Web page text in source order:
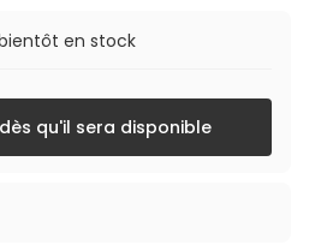
en stock
qu'il sera disponible